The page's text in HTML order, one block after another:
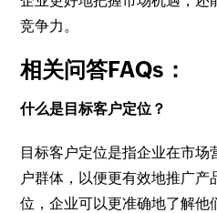
竞争力。
相关问答FAQs：
什么是目标客户定位？
目标客户定位是指企业在市
户群体，以便更有效地推广
位，企业可以更准确地了解他